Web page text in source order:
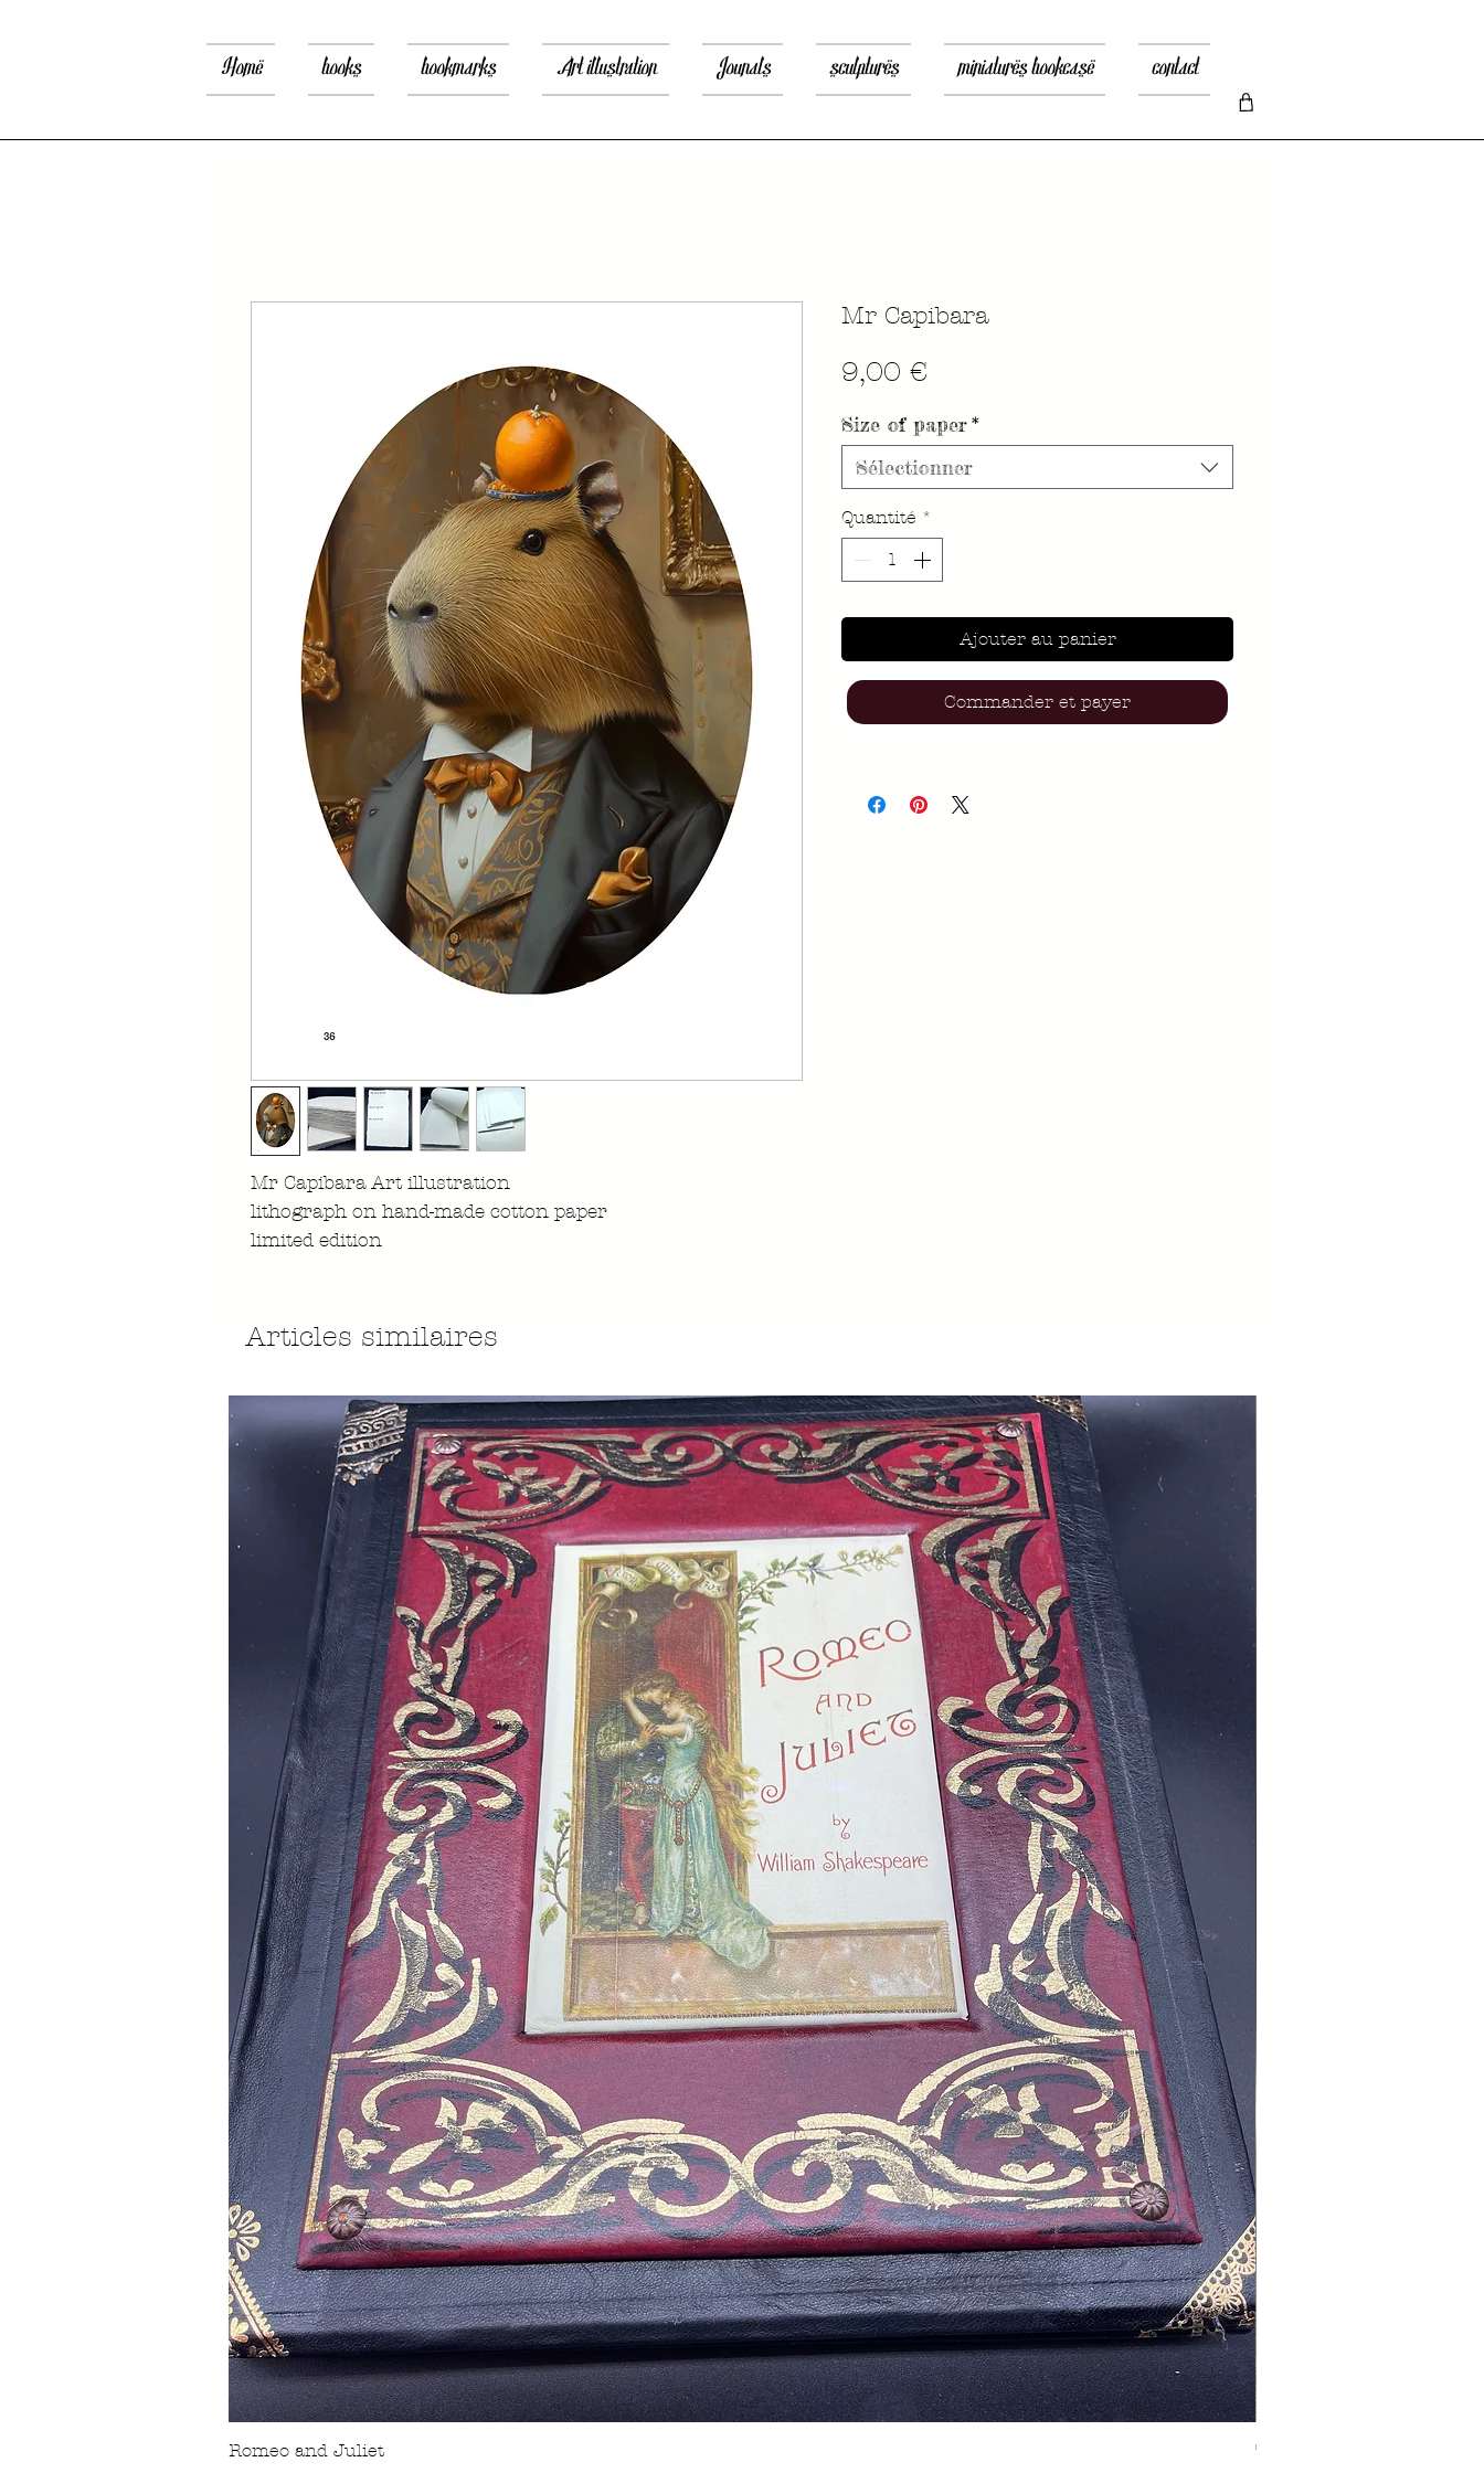
Home books bookmarks Art illustration Jounals sculptures miniatures bookcase contact
Mr Capibara Art illustration
lithograph on hand-made cotton paper
limited edition
Mr Capibara
9,00 €
Size of paper*
Sélectionner
Quantité *
Ajouter au panier
Commander et payer
Articles similaires
Romeo and Juliet
Tales of Mystery and